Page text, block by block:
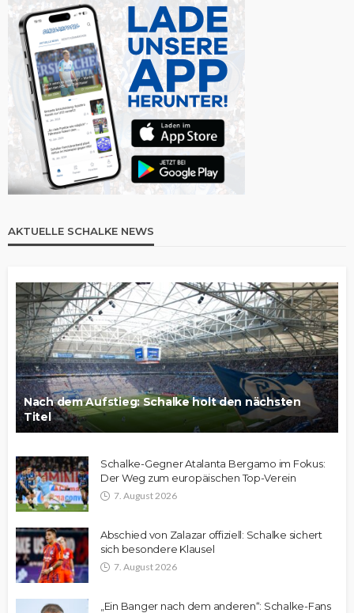
AKTUELLE SCHALKE NEWS
Nach dem Aufstieg: Schalke holt den nächsten
Titel
Schalke-Gegner Atalanta Bergamo im Fokus:
Der Weg zum europäischen Top-Verein
7. August 2026
Abschied von Zalazar offiziell: Schalke sichert
sich besondere Klausel
7. August 2026
„Ein Banger nach dem anderen“: Schalke-Fans